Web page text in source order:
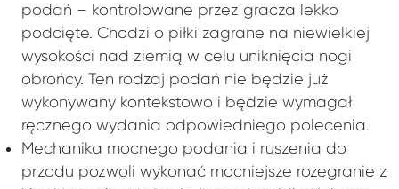
podań – kontrolowane przez gracza lekko
podcięte. Chodzi o piłki zagrane na niewielkiej
wysokości nad ziemią w celu uniknięcia nogi
obrońcy. Ten rodzaj podań nie będzie już
wykonywany kontekstowo i będzie wymagał
ręcznego wydania odpowiedniego polecenia.
Mechanika mocnego podania i ruszenia do
przodu pozwoli wykonać mocniejsze rozegranie z